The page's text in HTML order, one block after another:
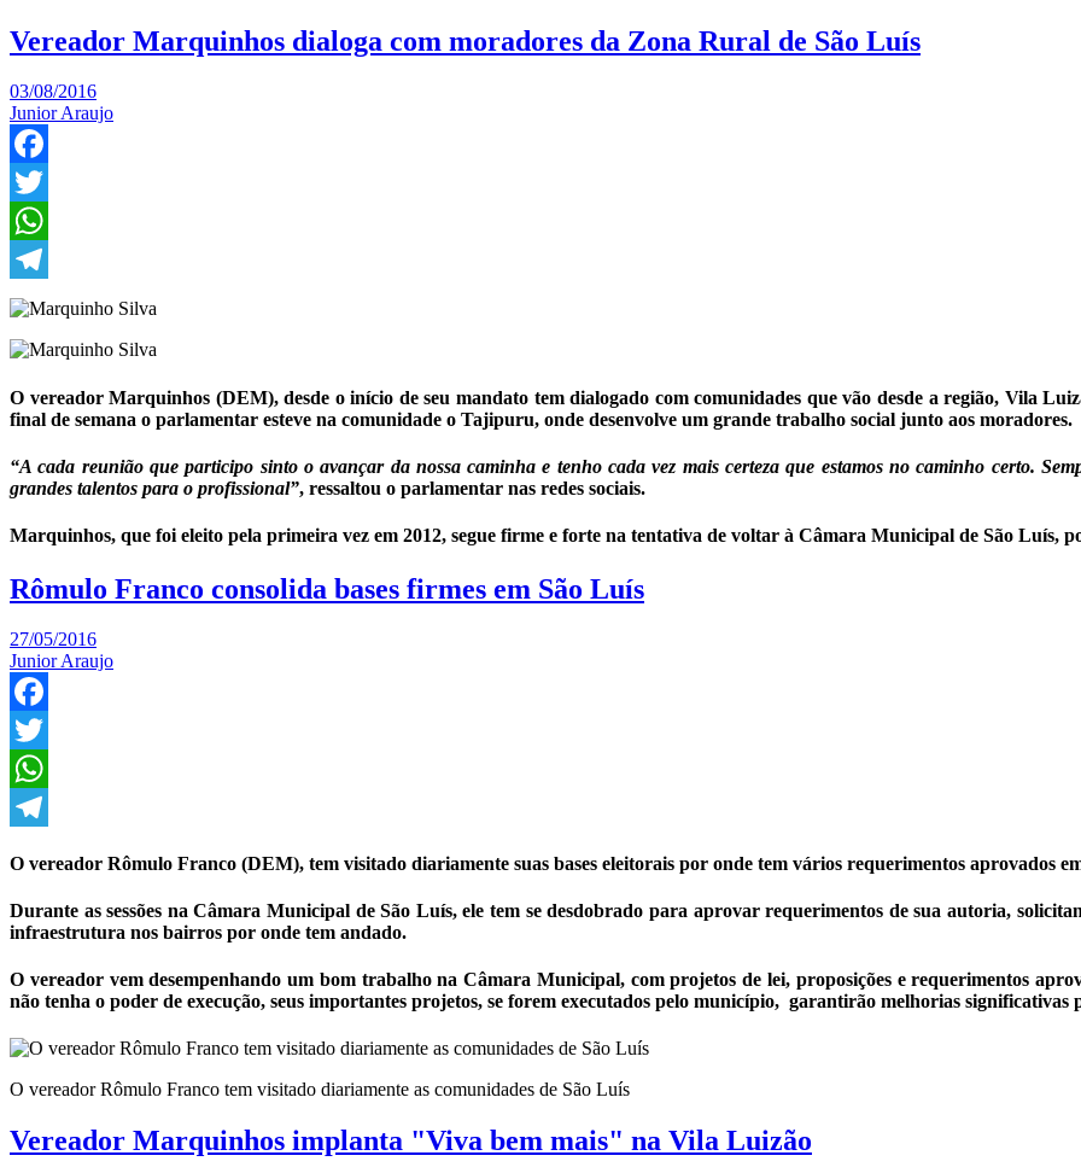
Vereador Marquinhos dialoga com moradores da Zona Rural de São Luís
03/08/2016
Junior Araujo
Facebook
Twitter
WhatsApp
Telegram
O vereador Marquinhos (DEM), desde o início de seu mandato tem dialogado com comunidades que vão desde a região, Vila
final de semana o parlamentar esteve na comunidade o Tajipuru, onde desenvolve um grande trabalho social junto aos moradores.
“A cada reunião que participo sinto o avançar da nossa caminha e tenho cada vez mais certeza que estamos no caminho certo.
grandes talentos para o profissional”, ressaltou o parlamentar nas redes sociais.
Marquinhos, que foi eleito pela primeira vez em 2012, segue firme e forte na tentativa de voltar à Câmara Municipal de São Luís,
Rômulo Franco consolida bases firmes em São Luís
27/05/2016
Junior Araujo
Facebook
Twitter
WhatsApp
O vereador Rômulo Franco (DEM), tem visitado diariamente suas bases eleitorais por onde tem vários requerimentos aprovados
Durante as sessões na Câmara Municipal de São Luís, ele tem se desdobrado para aprovar requerimentos de sua autoria,
infraestrutura nos bairros por onde tem andado.
O vereador vem desempenhando um bom trabalho na Câmara Municipal, com projetos de lei, proposições e requerimentos
não tenha o poder de execução, seus importantes projetos, se forem executados pelo município, garantirão melhorias significativas
O vereador Rômulo Franco tem visitado diariamente as comunidades de São Luís
Vereador Marquinhos implanta "Viva bem mais" na Vila Luizão